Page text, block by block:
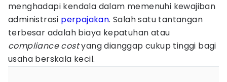
menghadapi kendala dalam memenuhi kewajiban
administrasi perpajakan. Salah satu tantangan
terbesar adalah biaya kepatuhan atau
compliance costyang dianggap cukup tinggi bagi
usaha berskala kecil.